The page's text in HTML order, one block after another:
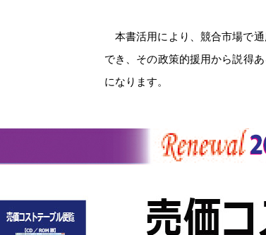
本書活用により、競合市場で
でき、その政策的援用から説得
になります。